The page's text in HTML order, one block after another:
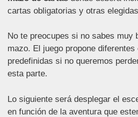
cartas obligatorias y otras
No te preocupes si no sabes muy
mazo. El juego propone
predefinidas si no queremos
esta parte.
Lo siguiente será desplegar el
en función de la aventura que